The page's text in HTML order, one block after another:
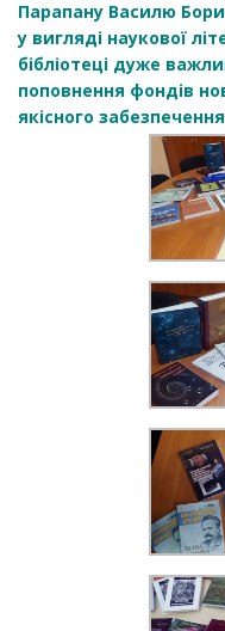
Парапану Василю
у вигляді наукової
бібліотеці дуже
поповнення фондів
якісного